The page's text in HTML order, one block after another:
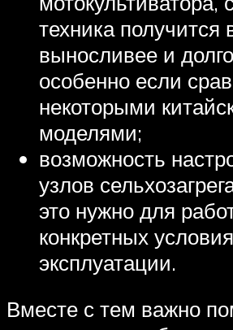
техника получится
выносливее и
особенно если
некоторыми
моделями;
возможность
узлов
это нужно для
конкретных
эксплуатации.
Вместе с тем важно